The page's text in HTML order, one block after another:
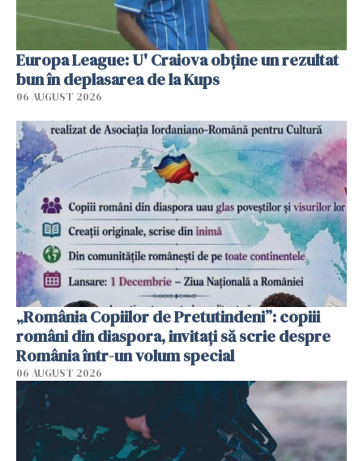
Europa League: U' Craiova obține un rezultat
bun în deplasarea de la Kups
06 AUGUST 2026
„România Copiilor de Pretutindeni”: copiii
români din diaspora, invitați să scrie despre
România într-un volum special
06 AUGUST 2026